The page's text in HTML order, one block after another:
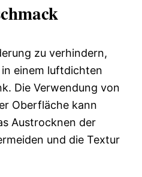
zu verhindern,
in einem luftdichten
Die Verwendung von
Oberfläche kann
Austrocknen der
und die Textur